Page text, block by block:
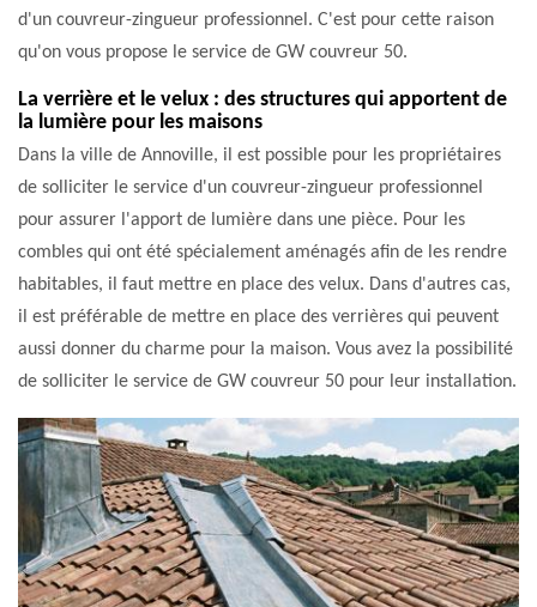
d'un couvreur-zingueur professionnel. C'est pour cette raison
qu'on vous propose le service de GW couvreur 50.
La verrière et le velux : des structures qui apportent de
la lumière pour les maisons
Dans la ville de Annoville, il est possible pour les propriétaires
de solliciter le service d'un couvreur-zingueur professionnel
pour assurer l'apport de lumière dans une pièce. Pour les
combles qui ont été spécialement aménagés afin de les rendre
habitables, il faut mettre en place des velux. Dans d'autres cas,
il est préférable de mettre en place des verrières qui peuvent
aussi donner du charme pour la maison. Vous avez la possibilité
de solliciter le service de GW couvreur 50 pour leur installation.